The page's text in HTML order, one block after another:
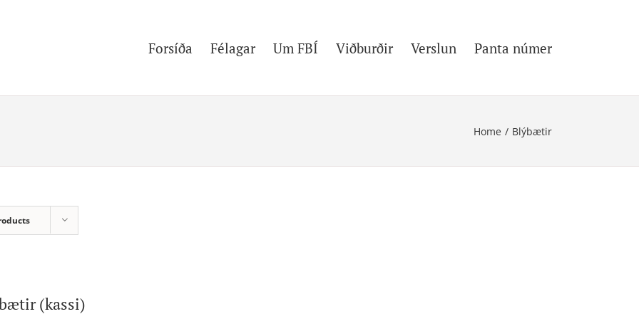
Forsíða Félagar Um FBÍ Viðburðir Verslun Panta númer
Home / Blýbætir
(kassi)